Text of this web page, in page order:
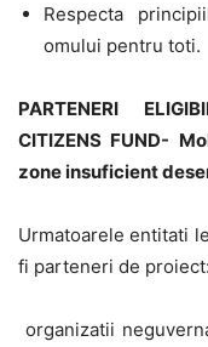
Respecta
omului pentru toti.
PARTENERI
CITIZENS FUND-
zone insuficient
Urmatoarele entitati
fi parteneri de proiect:
organizatii